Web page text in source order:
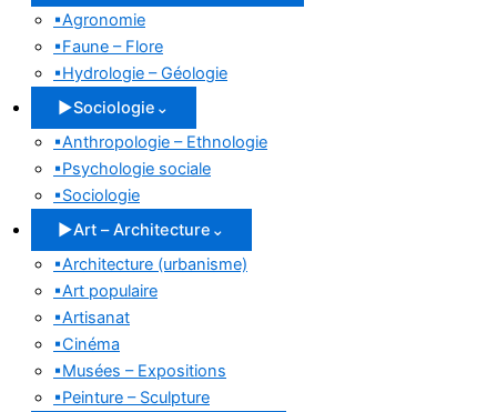
▪Agronomie
▪Faune – Flore
▪Hydrologie – Géologie
▶Sociologie ⌄
▪Anthropologie – Ethnologie
▪Psychologie sociale
▪Sociologie
▶Art – Architecture ⌄
▪Architecture (urbanisme)
▪Art populaire
▪Artisanat
▪Cinéma
▪Musées – Expositions
▪Peinture – Sculpture